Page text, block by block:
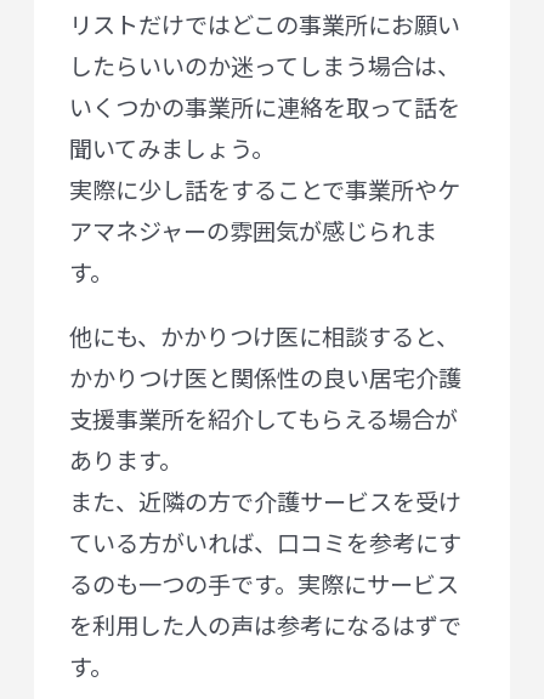
リストだけではどこの事業所にお願い
したらいいのか迷ってしまう場合は、
いくつかの事業所に連絡を取って話を
聞いてみましょう。
実際に少し話をすることで事業所やケ
アマネジャーの雰囲気が感じられま
す。
他にも、かかりつけ医に相談すると、
かかりつけ医と関係性の良い居宅介護
支援事業所を紹介してもらえる場合が
あります。
また、近隣の方で介護サービスを受け
ている方がいれば、口コミを参考にす
るのも一つの手です。実際にサービス
を利用した人の声は参考になるはずで
す。